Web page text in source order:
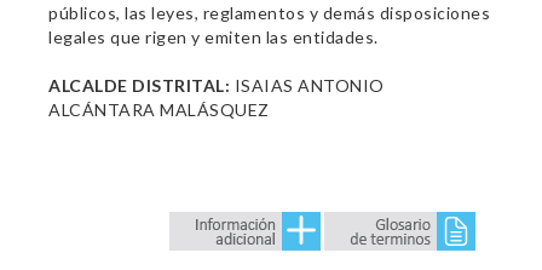
públicos, las leyes, reglamentos y demás disposiciones
legales que rigen y emiten las entidades.
ALCALDE DISTRITAL: ISAIAS ANTONIO
ALCÁNTARA MALÁSQUEZ